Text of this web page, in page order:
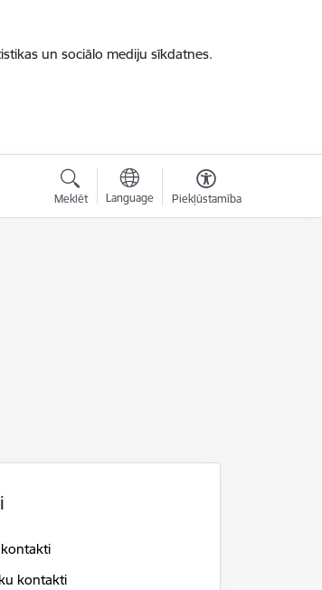
un sociālo mediju sīkdatnes.
Meklēt Language Piekļūstamība
kontakti